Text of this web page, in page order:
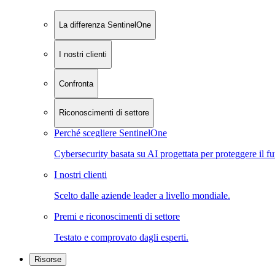
La differenza SentinelOne
I nostri clienti
Confronta
Riconoscimenti di settore
Perché scegliere SentinelOne
Cybersecurity basata su AI progettata per proteggere il
I nostri clienti
Scelto dalle aziende leader a livello mondiale.
Premi e riconoscimenti di settore
Testato e comprovato dagli esperti.
Risorse